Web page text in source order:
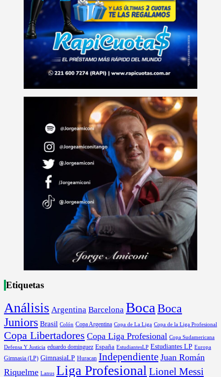
Etiquetas
Análisis Argentina Barcelona BocaBoca
Juniors Brasil Colón Copa Argentina Copa de La Liga Copa de la Liga Profesional
Copa Libertadores Copa Liga Profesional Copa Sudamericana
Defensa Y Justicia eduardo dominguez España EstudiantesLP Estudiantes LP Europa
Gimnasia (LP) GimnasiaLP Huracan Independiente Juan Román
Riquelme Lanus Liga Profesional Lionel Messi